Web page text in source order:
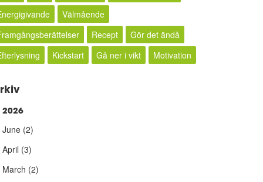
Välmående
Recept
Gör det ändå
Kickstart Gå ner i vikt Motivation
2026
June (2)
April (3)
March (2)